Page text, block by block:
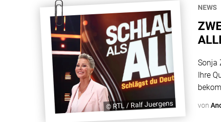
© RTL / Ralf Juergens
NEWS
Sonja
Ihre
von